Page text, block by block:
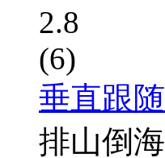
2.8
(6)
垂直跟随
排山倒海